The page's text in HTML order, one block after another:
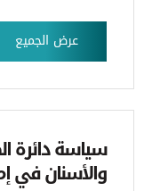
عرض الجميع
سياسة دائرة
والأسنان في